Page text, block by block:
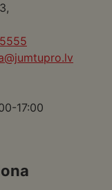
17:00